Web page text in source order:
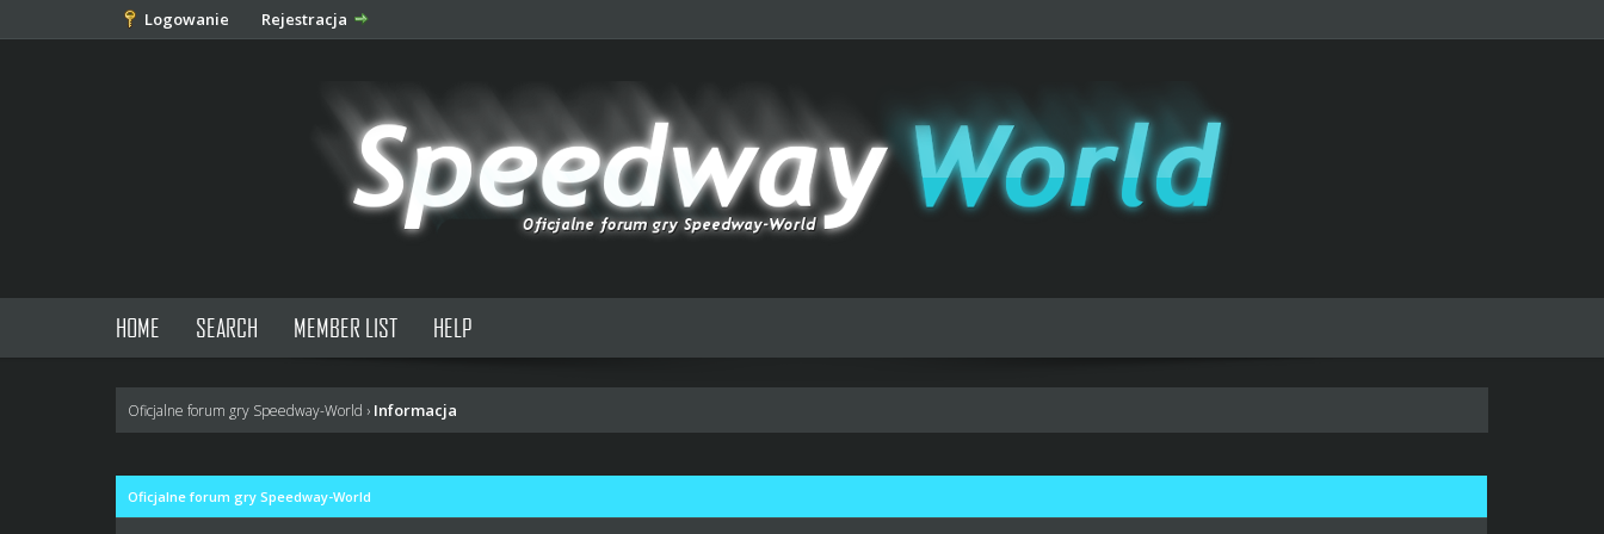
Logowanie Rejestracja
HOME SEARCH MEMBER LIST HELP
Oficjalne forum gry Speedway-World › Informacja
Oficjalne forum gry Speedway-World